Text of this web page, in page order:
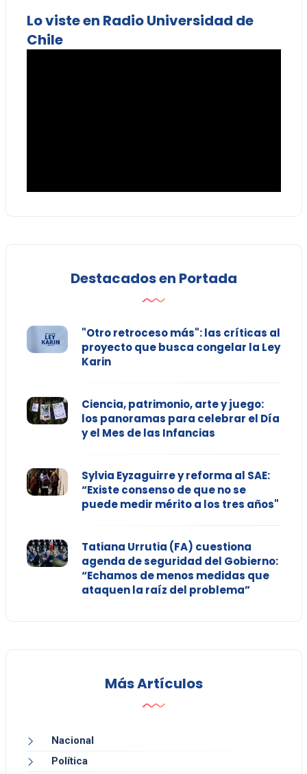
Lo viste en Radio Universidad de
Chile
Destacados en Portada
"Otro retroceso más": las críticas al
proyecto que busca congelar la Ley
Karin
Ciencia, patrimonio, arte y juego:
los panoramas para celebrar el Día
y el Mes de las Infancias
Sylvia Eyzaguirre y reforma al SAE:
“Existe consenso de que no se
puede medir mérito a los tres años"
Tatiana Urrutia (FA) cuestiona
agenda de seguridad del Gobierno:
“Echamos de menos medidas que
ataquen la raíz del problema”
Más Artículos
Nacional
Política